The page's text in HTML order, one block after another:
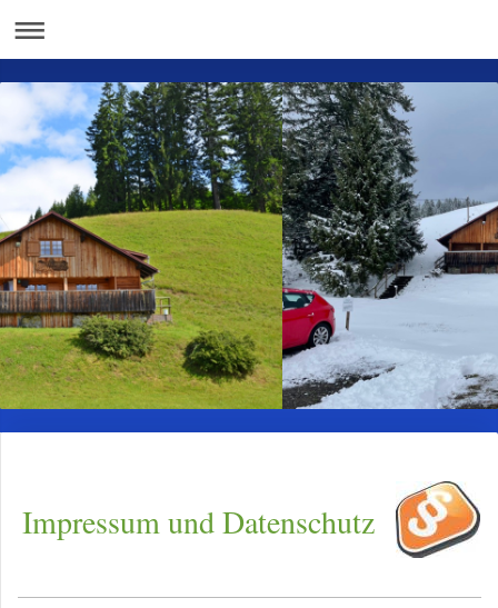
Impressum und Datenschutz